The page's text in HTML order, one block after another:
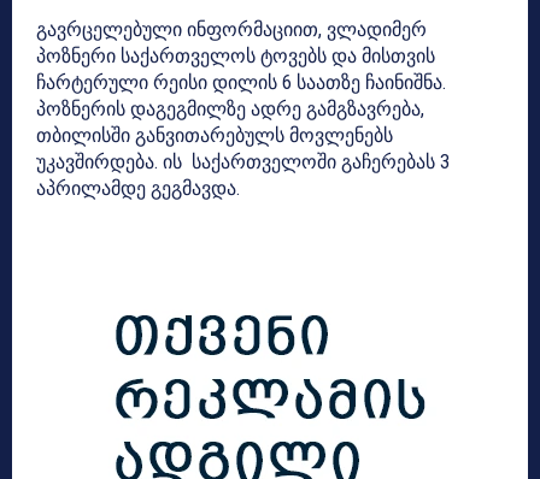
გავრცელებული ინფორმაციით, ვლადიმერ
პოზნერი საქართველოს ტოვებს და მისთვის
ჩარტერული რეისი დილის 6 საათზე ჩაინიშნა.
პოზნერის დაგეგმილზე ადრე გამგზავრება,
თბილისში განვითარებულს მოვლენებს
უკავშირდება. ის საქართველოში გაჩერებას 3
აპრილამდე გეგმავდა.